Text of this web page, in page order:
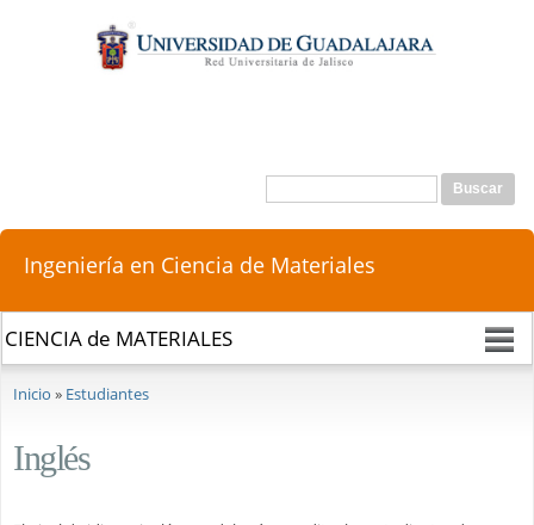
contenido
principal
Formulario de búsqueda
Buscar
Ingeniería en Ciencia de Materiales
Inicio » Estudiantes
Inglés